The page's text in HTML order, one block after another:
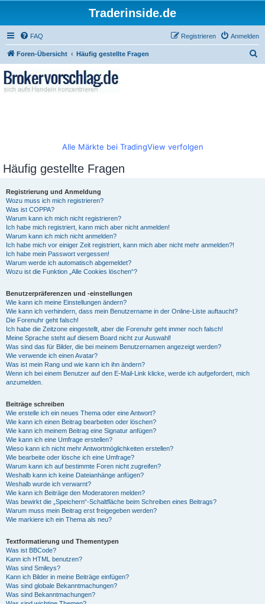
Traderinside.de
FAQ Anmelden
Registrieren
Foren-Übersicht Häufig gestellte Fragen
Alle Märkte bei TradingView verfolgen
Häufig gestellte Fragen
Registrierung und Anmeldung
Wozu muss ich mich registrieren?
Was ist COPPA?
Warum kann ich mich nicht registrieren?
Ich habe mich registriert, kann mich aber nicht anmelden!
Warum kann ich mich nicht anmelden?
Ich habe mich vor einiger Zeit registriert, kann mich aber nicht mehr anmelden?!
Ich habe mein Passwort vergessen!
Warum werde ich automatisch abgemeldet?
Wozu ist die Funktion „Alle Cookies löschen“?
Benutzerpräferenzen und -einstellungen
Wie kann ich meine Einstellungen ändern?
Wie kann ich verhindern, dass mein Benutzername in der Online-Liste auftaucht?
Die Forenuhr geht falsch!
Ich habe die Zeitzone eingestellt, aber die Forenuhr geht immer noch falsch!
Meine Sprache steht auf diesem Board nicht zur Auswahl!
Was sind das für Bilder, die bei meinem Benutzernamen angezeigt werden?
Wie verwende ich einen Avatar?
Was ist mein Rang und wie kann ich ihn ändern?
Wenn ich bei einem Benutzer auf den E-Mail-Link klicke, werde ich aufgefordert, mich
anzumelden.
Beiträge schreiben
Wie erstelle ich ein neues Thema oder eine Antwort?
Wie kann ich einen Beitrag bearbeiten oder löschen?
Wie kann ich meinem Beitrag eine Signatur anfügen?
Wie kann ich eine Umfrage erstellen?
Wieso kann ich nicht mehr Antwortmöglichkeiten erstellen?
Wie bearbeite oder lösche ich eine Umfrage?
Warum kann ich auf bestimmte Foren nicht zugreifen?
Weshalb kann ich keine Dateianhänge anfügen?
Weshalb wurde ich verwarnt?
Wie kann ich Beiträge den Moderatoren melden?
Was bewirkt die „Speichern“-Schaltfläche beim Schreiben eines Beitrags?
Warum muss mein Beitrag erst freigegeben werden?
Wie markiere ich ein Thema als neu?
Textformatierung und Thementypen
Was ist BBCode?
Kann ich HTML benutzen?
Was sind Smileys?
Kann ich Bilder in meine Beiträge einfügen?
Was sind globale Bekanntmachungen?
Was sind Bekanntmachungen?